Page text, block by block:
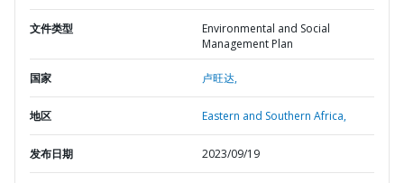
文件类型
Environmental and Social
Management Plan
国家 卢旺达,
地区 Eastern and Southern Africa,
发布日期 2023/09/19